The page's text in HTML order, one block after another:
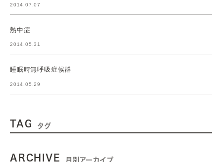
2014.07.07
熱中症
2014.05.31
睡眠時無呼吸症候群
2014.05.29
TAG タグ
ARCHIVE 月別アーカイブ